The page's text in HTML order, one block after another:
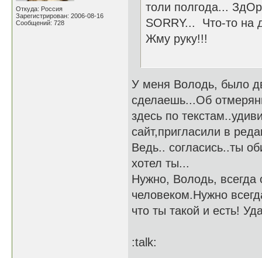
Откуда: Россия
Зарегистрирован: 2006-08-16
Сообщений: 728
толи полгода...
SORRY... Что-то на
Жму руку!!!
У меня Володь, было
сделаешь...Об
здесь по
сайт,пригласили в
Ведь.. согласись..ты
хотел ты...
Нужно, Володь, всегда
человеком.Нужно
что ты такой и есть!
:talk: